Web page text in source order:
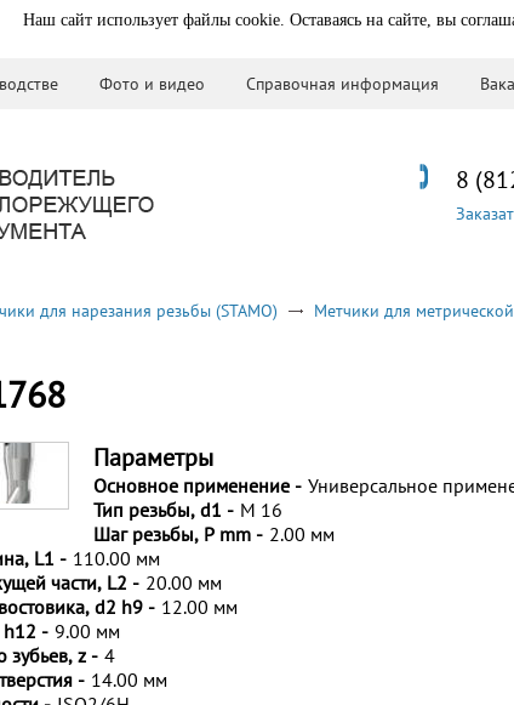
Наш сайт использует файлы cookie. Оставаясь на сайте, вы
Фото и видео Справочная информация
8
для нарезания резьбы (STAMO) Метчики для
Параметры
Основное применение - Универсальное
Тип резьбы, d1 - M 16
Шаг резьбы, P mm - 2.00 мм
L1 - 110.00 мм
части, L2 - 20.00 мм
d2 h9 - 12.00 мм
h12 - 9.00 мм
зубьев, z - 4
- 14.00 мм